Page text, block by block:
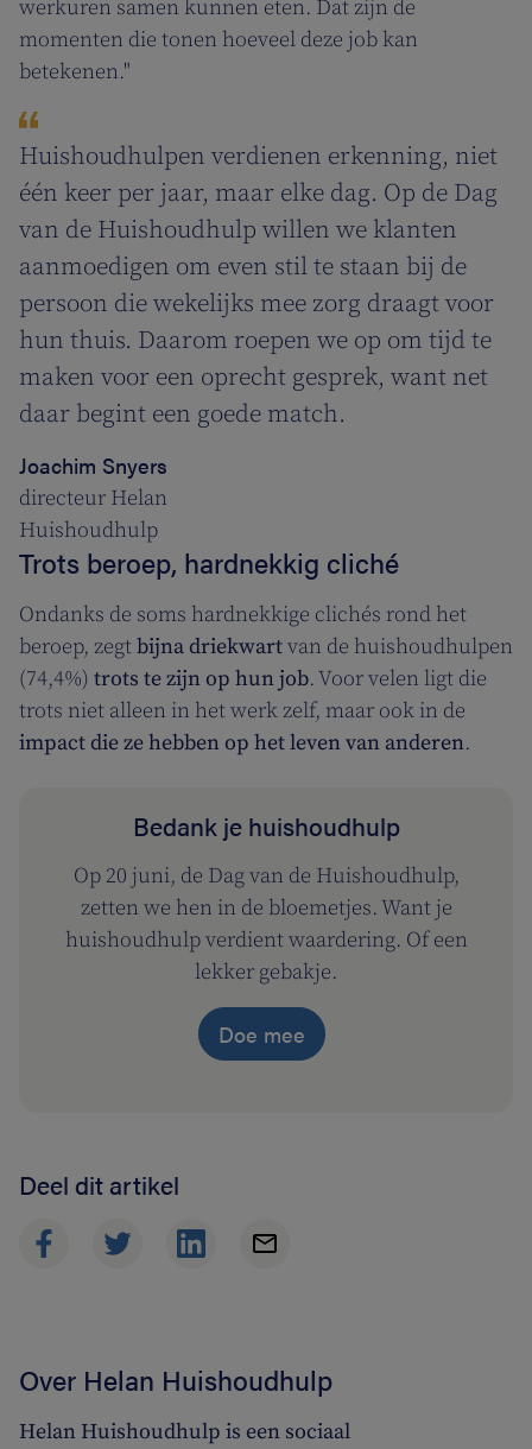
werkuren samen kunnen eten. Dat zijn de
momenten die tonen hoeveel deze job kan
betekenen."
Joachim Snyers
directeur Helan
Huishoudhulp
Huishoudhulpen verdienen erkenning, niet
één keer per jaar, maar elke dag. Op de Dag
van de Huishoudhulp willen we klanten
aanmoedigen om even stil te staan bij de
persoon die wekelijks mee zorg draagt voor
hun thuis. Daarom roepen we op om tijd te
maken voor een oprecht gesprek, want net
daar begint een goede match.
Trots beroep, hardnekkig cliché
Ondanks de soms hardnekkige clichés rond het
beroep, zegtbijna driekwartvan de huishoudhulpen
(74,4%) trots te zijn op hun job. Voor velen ligt die
trots niet alleen in het werk zelf, maar ook in de
impact die ze hebben op het leven van anderen.
Bedank je huishoudhulp
Op 20 juni, de Dag van de Huishoudhulp,
zetten we hen in de bloemetjes. Want je
huishoudhulp verdient waardering. Of een
lekker gebakje.
Doe mee
Deel dit artikel
Over Helan Huishoudhulp
Helan Huishoudhulp is een sociaal